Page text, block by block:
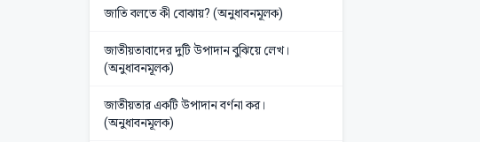
জাতি বলতে কী বোঝায়? (অনুধাবনমূলক)
জাতীয়তাবাদের দুটি উপাদান বুঝিয়ে লেখ।
(অনুধাবনমূলক)
জাতীয়তার একটি উপাদান বর্ণনা কর।
(অনুধাবনমূলক)